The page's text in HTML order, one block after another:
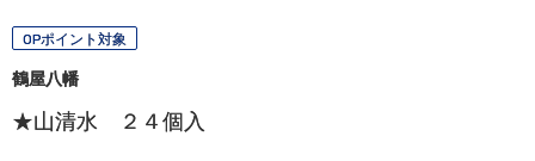
OPポイント対象
鶴屋八幡
★山清水 ２４個入